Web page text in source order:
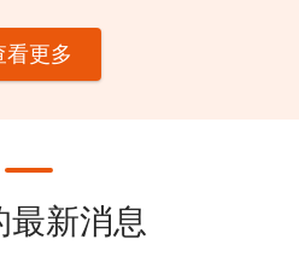
看更多
最新消息